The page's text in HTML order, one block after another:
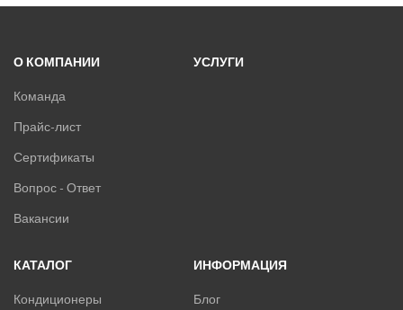
О КОМПАНИИ
Команда
Прайс-лист
Сертификаты
Вопрос - Ответ
Вакансии
УСЛУГИ
КАТАЛОГ
Кондиционеры
ИНФОРМАЦИЯ
Блог